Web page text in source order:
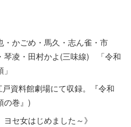
・かごめ・馬久・志ん雀・市
琴凌・田村かよ(三味線) 「令和
資料館劇場にて収録。『令和
巻』)
セ女はじめました～》